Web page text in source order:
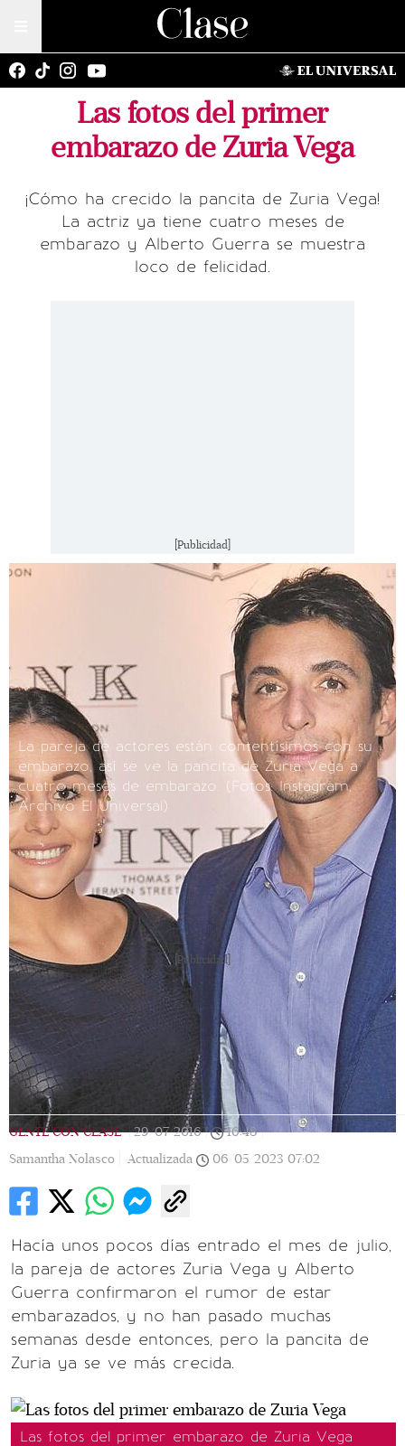
Las fotos del primer
embarazo de Zuria Vega
¡Cómo ha crecido la pancita de Zuria Vega!
La actriz ya tiene cuatro meses de
embarazo y Alberto Guerra se muestra
loco de felicidad.
[Publicidad]
La pareja de actores están contentísimos con su
embarazo, así se ve la pancita de Zuria Vega a
cuatro meses de embarazo. (Fotos: Instagram,
Archivo El Universal)
[Publicidad]
GENTE CON CLASE | 29/07/2016 | 16:48 |
Samantha Nolasco |
Actualizada 06/05/2023 07:02
Hacía unos pocos días entrado el mes de julio,
la pareja de actores Zuria Vega y Alberto
Guerra confirmaron el rumor de estar
embarazados, y no han pasado muchas
semanas desde entonces, pero la pancita de
Zuria ya se ve más crecida.
Las fotos del primer embarazo de Zuria Vega